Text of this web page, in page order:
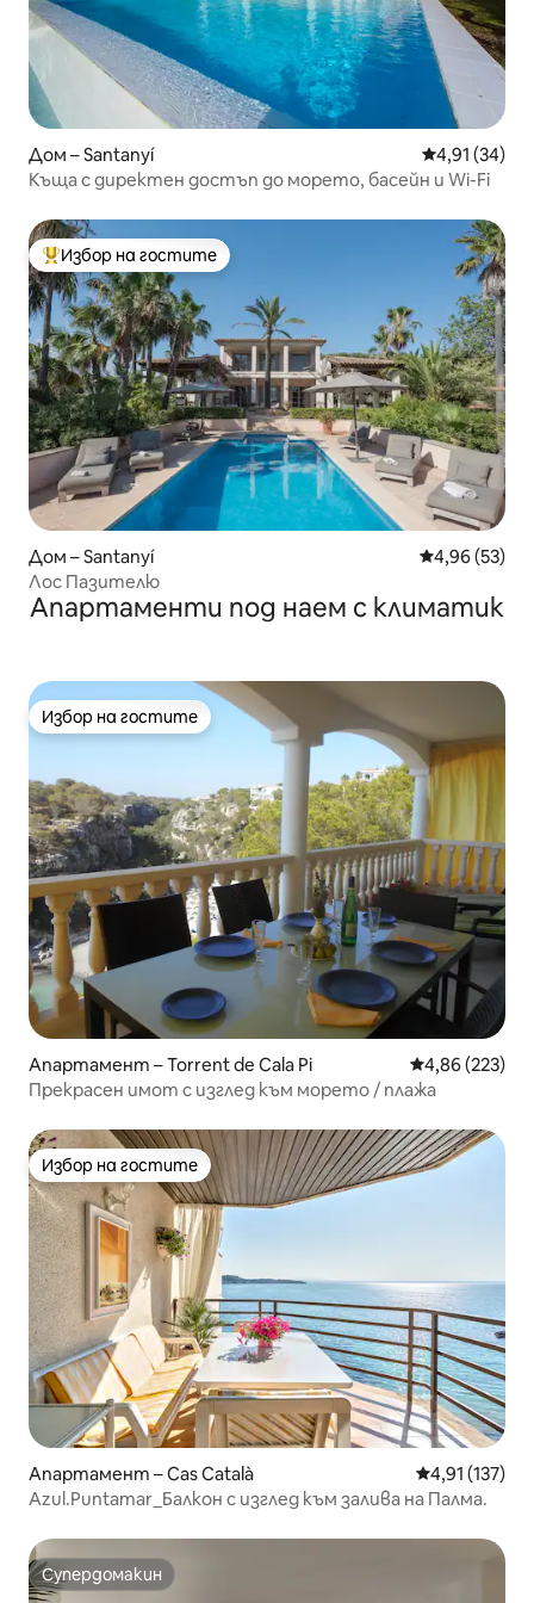
Дом – Santanyí Средна
4,91 (34)
Къща с директен достъп до морето, басейн и Wi-Fi
Най-популярен избор на гостите
Избор на гостите
Дом – Santanyí Средна
4,96 (53)
Лос Пазителю
Апартаменти под наем с климатик
Избор на гостите
Избор на гостите
Апартамент – Torrent de Cala Pi Средна
4,86 (223)
Прекрасен имот с изглед към морето / плажа
Избор на гостите
Избор на гостите
Апартамент – Cas Català Средна
4,91 (137)
Azul.Puntamar_Балкон с изглед към залива на Палма.
Супердомакин
Супердомакин